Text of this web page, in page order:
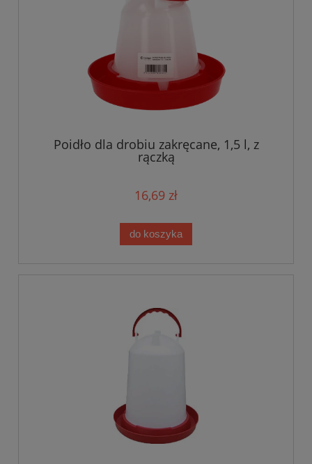
Poidło dla drobiu zakręcane, 1,5 l, z
rączką
16,69 zł
do koszyka